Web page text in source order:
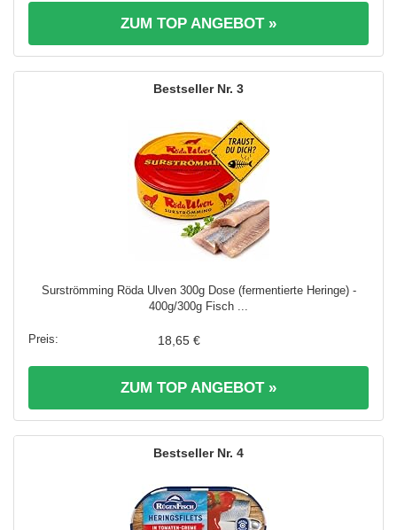
ZUM TOP ANGEBOT »
3
Surströmming Röda Ulven 300g Dose (fermentierte Heringe) -
400g/300g Fisch ...
18,65 €
ZUM TOP ANGEBOT »
4